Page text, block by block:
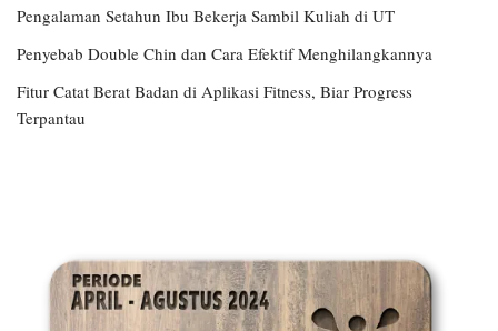
Pengalaman Setahun Ibu Bekerja Sambil Kuliah di UT
Penyebab Double Chin dan Cara Efektif Menghilangkannya
Fitur Catat Berat Badan di Aplikasi Fitness, Biar Progress
Terpantau